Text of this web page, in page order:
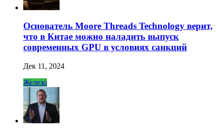
Основатель Moore Threads Technology верит,
что в Китае можно наладить выпуск
современных GPU в условиях санкций
Дек 11, 2024
Железо